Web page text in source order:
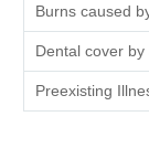
Burns caused
Dental cover
Preexisting